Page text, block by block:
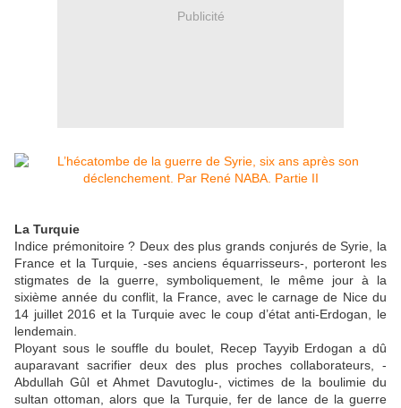
Publicité
La Turquie
Indice prémonitoire ? Deux des plus grands conjurés de Syrie, la
France et la Turquie, -ses anciens équarrisseurs-, porteront les
stigmates de la guerre, symboliquement, le même jour à la
sixième année du conflit, la France, avec le carnage de Nice du
14 juillet 2016 et la Turquie avec le coup d’état anti-Erdogan, le
lendemain.
Ployant sous le souffle du boulet, Recep Tayyib Erdogan a dû
auparavant sacrifier deux des plus proches collaborateurs, -
Abdullah Gûl et Ahmet Davutoglu-, victimes de la boulimie du
sultan ottoman, alors que la Turquie, fer de lance de la guerre